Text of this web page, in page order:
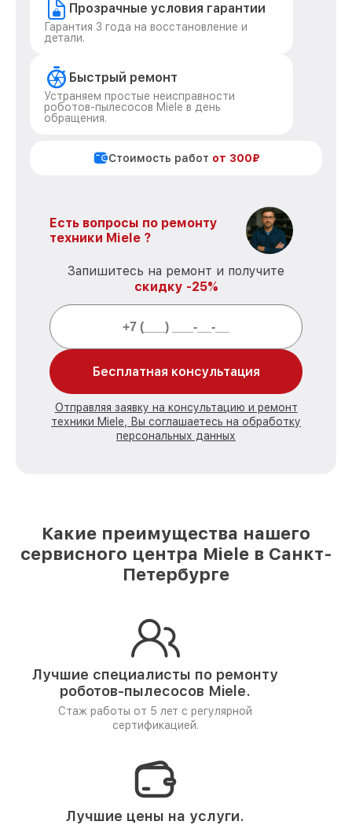
Прозрачные условия гарантии
Гарантия 3 года на восстановление и
детали.
Быстрый ремонт
Устраняем простые неисправности
роботов-пылесосов Miele в день
обращения.
Стоимость работ от 300₽
Есть вопросы по ремонту
техники Miele ?
Запишитесь на ремонт и получите
скидку -25%
Бесплатная консультация
Отправляя заявку на консультацию и ремонт
техники Miele, Вы соглашаетесь на обработку
персональных данных
Какие преимущества нашего
сервисного центра Miele в Санкт-
Петербурге
Лучшие специалисты по ремонту
роботов-пылесосов Miele.
Стаж работы от 5 лет с регулярной
сертификацией.
Лучшие цены на услуги.